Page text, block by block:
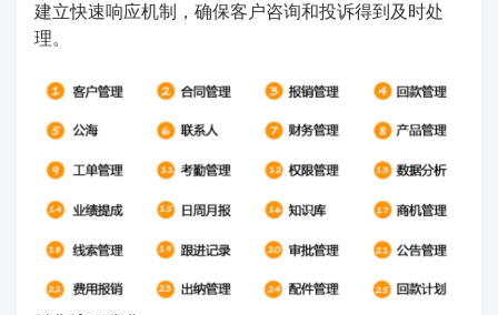
建立快速响应机制，确保客户咨询和投诉得到及时处
理。